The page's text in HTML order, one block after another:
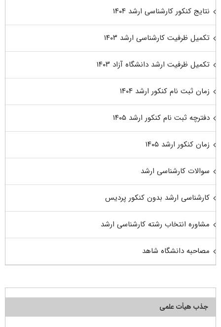
نتایج کنکور کارشناسی ارشد ۱۴۰۴
تکمیل ظرفیت کارشناسی ارشد ۱۴۰۳
تکمیل ظرفیت ارشد دانشگاه آزاد ۱۴۰۳
زمان ثبت نام کنکور ارشد ۱۴۰۴
دفترچه ثبت نام کنکور ارشد ۱۴۰۵
زمان کنکور ارشد ۱۴۰۵
سوالات کارشناسی ارشد
کارشناسی ارشد بدون کنکور پردیس
مشاوره انتخاب رشته کارشناسی ارشد
مصاحبه دانشگاه شاهد
جذب هیأت علمی